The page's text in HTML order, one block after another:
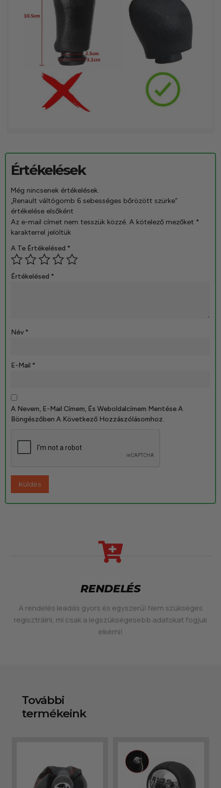
Értékelések
Még nincsenek értékelések.
„Renault váltógomb 6 sebességes bőrözött szürke”
értékelése elsőként
Az e-mail címet nem tesszük közzé. A kötelező mezőket *
karakterrel jelöltük
A Te Értékelésed *
Értékelésed *
Név *
E-Mail *
A Nevem, E-Mail Címem, És Weboldalcímem Mentése A
Böngészőben A Következő Hozzászólásomhoz.
RENDELÉS
A rendelés leadás gyors és egyszerű! Nem szükséges
regisztrálni, mi csak a legszükségesebb adatokat fogjuk
elkérni!
További
termékeink